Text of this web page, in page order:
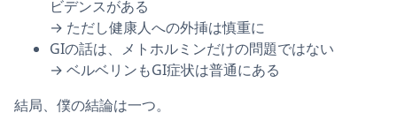
ビデンスがある
→ ただし健康人への外挿は慎重に
GIの話は、メトホルミンだけの問題ではない
→ ベルベリンもGI症状は普通にある
結局、僕の結論は一つ。